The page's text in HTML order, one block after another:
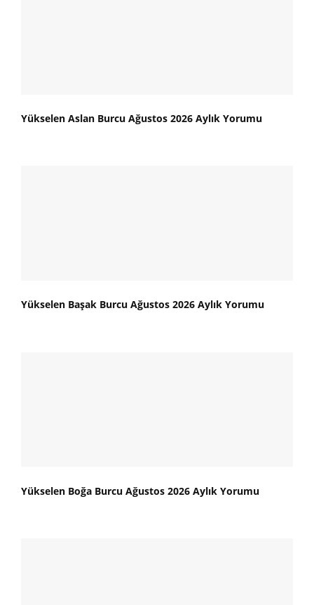
Yükselen Aslan Burcu Ağustos 2026 Aylık Yorumu
Yükselen Başak Burcu Ağustos 2026 Aylık Yorumu
Yükselen Boğa Burcu Ağustos 2026 Aylık Yorumu